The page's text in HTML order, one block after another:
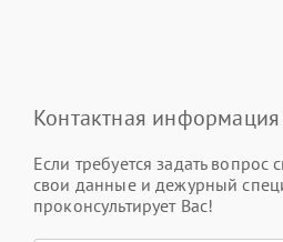
Контактная информация
Если требуется задать вопрос
свои данные и дежурный
проконсультирует Вас!